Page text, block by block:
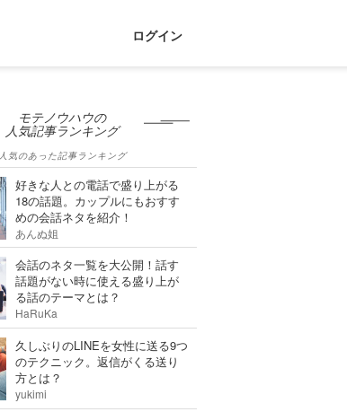
ログイン
モテノウハウの
人気記事ランキング
人気のあった記事ランキング
好きな人との電話で盛り上がる
18の話題。カップルにもおすす
めの会話ネタを紹介！
あんぬ姐
会話のネタ一覧を大公開！話す
話題がない時に使える盛り上が
る話のテーマとは？
HaRuKa
久しぶりのLINEを女性に送る9つ
のテクニック。返信がくる送り
方とは？
yukimi